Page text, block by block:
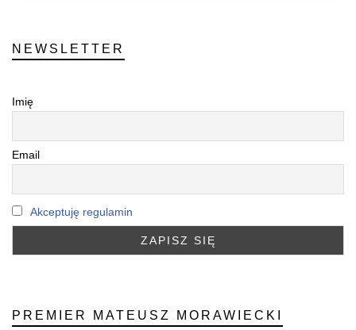
NEWSLETTER
Imię
Email
Akceptuję regulamin
PREMIER MATEUSZ MORAWIECKI